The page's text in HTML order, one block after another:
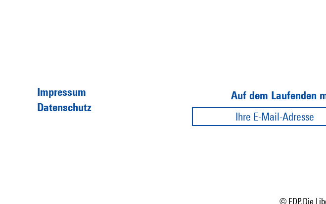
Impressum
Datenschutz
Auf dem Laufenden
© FDP.Die